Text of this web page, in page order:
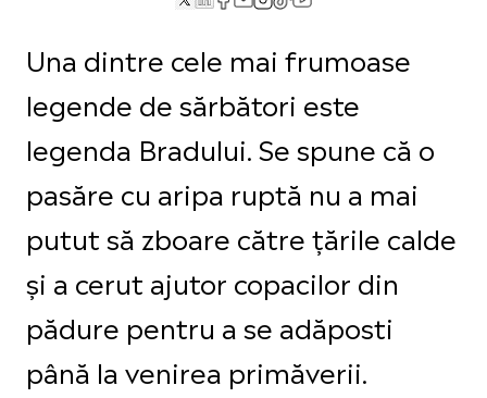
Una dintre cele mai frumoase
legende de sărbători este
legenda Bradului. Se spune că o
pasăre cu aripa ruptă nu a mai
putut să zboare către țările calde
și a cerut ajutor copacilor din
pădure pentru a se adăposti
până la venirea primăverii.